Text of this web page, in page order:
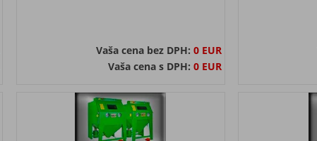
Vaša cena bez DPH: 0 EUR
Vaša cena s DPH: 0 EUR